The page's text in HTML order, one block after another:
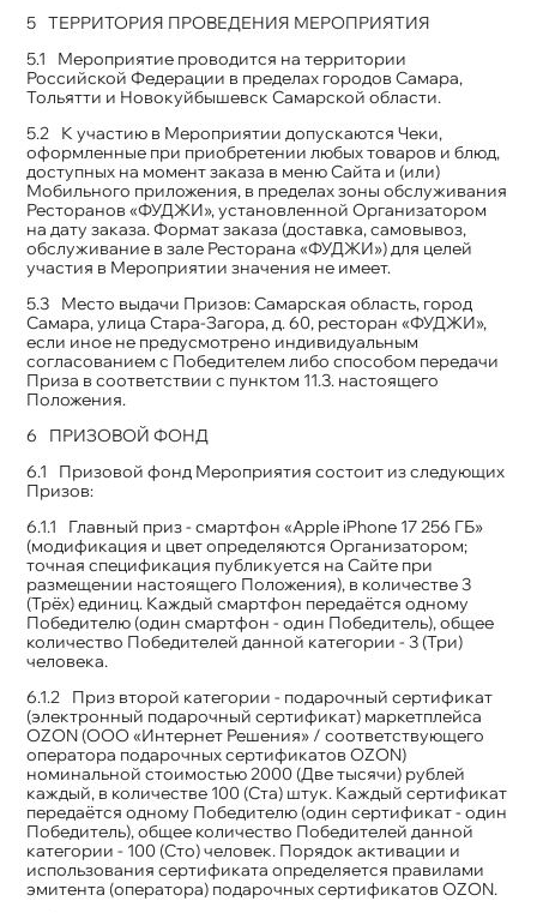
ТЕРРИТОРИЯ ПРОВЕДЕНИЯ МЕРОПРИЯТИЯ
Мероприятие проводится на территории
Российской Федерации в пределах городов Самара,
Тольятти и Новокуйбышевск Самарской области.
К участию в Мероприятии допускаются Чеки,
оформленные при приобретении любых товаров и блюд,
доступных на момент заказа в меню Сайта и (или)
Мобильного приложения, в пределах зоны обслуживания
Ресторанов «ФУДЖИ», установленной Организатором
на дату заказа. Формат заказа (доставка, самовывоз,
обслуживание в зале Ресторана «ФУДЖИ») для целей
участия в Мероприятии значения не имеет.
Место выдачи Призов: Самарская область, город
Самара, улица Стара-Загора, д. 60, ресторан «ФУДЖИ»,
если иное не предусмотрено индивидуальным
согласованием с Победителем либо способом передачи
Приза в соответствии с пунктом 11.3. настоящего
Положения.
ПРИЗОВОЙ ФОНД
Призовой фонд Мероприятия состоит из следующих
Призов:
Главный приз - смартфон «Apple iPhone 17 256 ГБ»
(модификация и цвет определяются Организатором;
точная спецификация публикуется на Сайте при
размещении настоящего Положения), в количестве 3
(Трёх) единиц. Каждый смартфон передаётся одному
Победителю (один смартфон - один Победитель), общее
количество Победителей данной категории - 3 (Три)
человека.
Приз второй категории - подарочный сертификат
(электронный подарочный сертификат) маркетплейса
OZON (ООО «Интернет Решения» / соответствующего
оператора подарочных сертификатов OZON)
номинальной стоимостью 2000 (Две тысячи) рублей
каждый, в количестве 100 (Ста) штук. Каждый сертификат
передаётся одному Победителю (один сертификат - один
Победитель), общее количество Победителей данной
категории - 100 (Сто) человек. Порядок активации и
использования сертификата определяется правилами
эмитента (оператора) подарочных сертификатов OZON.